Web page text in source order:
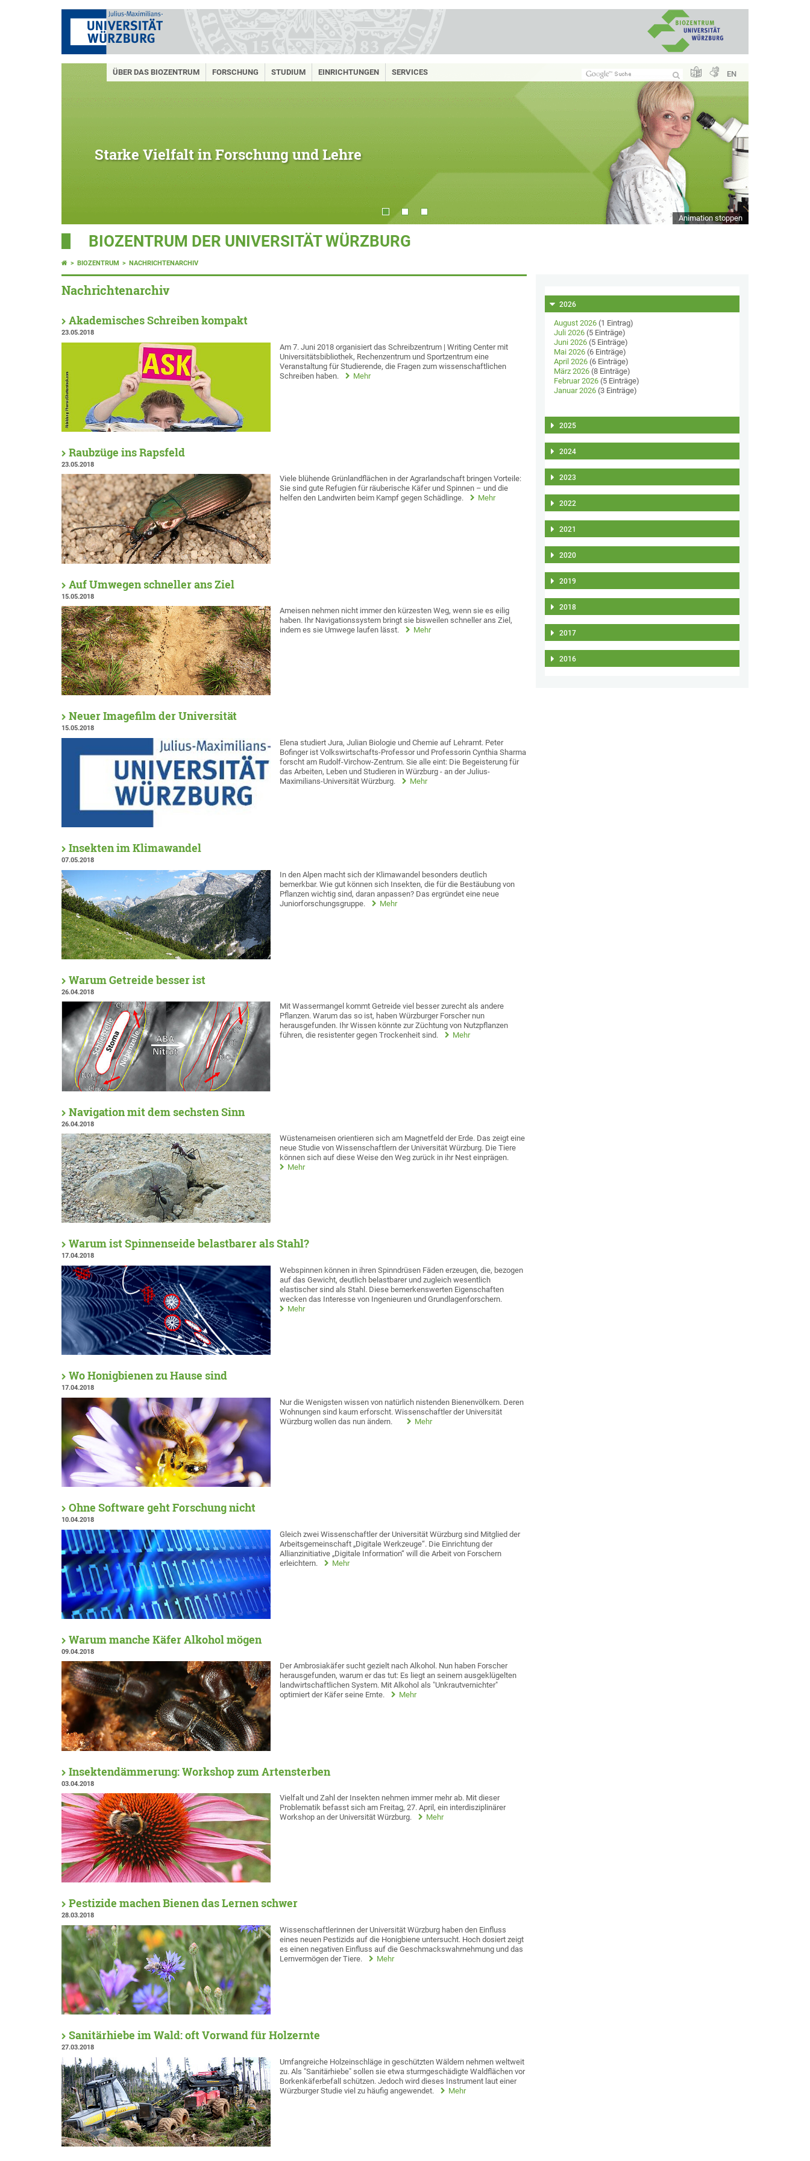
EN
ÜBER DAS BIOZENTRUM FORSCHUNG STUDIUM EINRICHTUNGEN SERVICES
Starke Vielfalt in Forschung und Lehre
Animation stoppen
BIOZENTRUM DER UNIVERSITÄT WÜRZBURG
BIOZENTRUM NACHRICHTENARCHIV
Nachrichtenarchiv
Akademisches Schreiben kompakt
23.05.2018
Am 7. Juni 2018 organisiert das Schreibzentrum | Writing Center mit
Universitätsbibliothek, Rechenzentrum und Sportzentrum eine
Veranstaltung für Studierende, die Fragen zum wissenschaftlichen
Schreiben haben.
Mehr
Raubzüge ins Rapsfeld
23.05.2018
Viele blühende Grünlandflächen in der Agrarlandschaft bringen Vorteile:
Sie sind gute Refugien für räuberische Käfer und Spinnen – und die
helfen den Landwirten beim Kampf gegen Schädlinge.
Mehr
Auf Umwegen schneller ans Ziel
15.05.2018
Ameisen nehmen nicht immer den kürzesten Weg, wenn sie es eilig
haben. Ihr Navigationssystem bringt sie bisweilen schneller ans Ziel,
indem es sie Umwege laufen lässt.
Mehr
Neuer Imagefilm der Universität
15.05.2018
Elena studiert Jura, Julian Biologie und Chemie auf Lehramt. Peter
Bofinger ist Volkswirtschafts-Professor und Professorin Cynthia Sharma
forscht am Rudolf-Virchow-Zentrum. Sie alle eint: Die Begeisterung für
das Arbeiten, Leben und Studieren in Würzburg - an der Julius-
Maximilians-Universität Würzburg.
Mehr
Insekten im Klimawandel
07.05.2018
In den Alpen macht sich der Klimawandel besonders deutlich
bemerkbar. Wie gut können sich Insekten, die für die Bestäubung von
Pflanzen wichtig sind, daran anpassen? Das ergründet eine neue
Juniorforschungsgruppe.
Mehr
Warum Getreide besser ist
26.04.2018
Mit Wassermangel kommt Getreide viel besser zurecht als andere
Pflanzen. Warum das so ist, haben Würzburger Forscher nun
herausgefunden. Ihr Wissen könnte zur Züchtung von Nutzpflanzen
führen, die resistenter gegen Trockenheit sind.
Mehr
Navigation mit dem sechsten Sinn
26.04.2018
Wüstenameisen orientieren sich am Magnetfeld der Erde. Das zeigt eine
neue Studie von Wissenschaftlern der Universität Würzburg. Die Tiere
können sich auf diese Weise den Weg zurück in ihr Nest einprägen.
Mehr
Warum ist Spinnenseide belastbarer als Stahl?
17.04.2018
Webspinnen können in ihren Spinndrüsen Fäden erzeugen, die, bezogen
auf das Gewicht, deutlich belastbarer und zugleich wesentlich
elastischer sind als Stahl. Diese bemerkenswerten Eigenschaften
wecken das Interesse von Ingenieuren und Grundlagenforschern.
Mehr
Wo Honigbienen zu Hause sind
17.04.2018
Nur die Wenigsten wissen von natürlich nistenden Bienenvölkern. Deren
Wohnungen sind kaum erforscht. Wissenschaftler der Universität
Würzburg wollen das nun ändern.
Mehr
Ohne Software geht Forschung nicht
10.04.2018
Gleich zwei Wissenschaftler der Universität Würzburg sind Mitglied der
Arbeitsgemeinschaft „Digitale Werkzeuge“. Die Einrichtung der
Allianzinitiative „Digitale Information“ will die Arbeit von Forschern
erleichtern.
Mehr
Warum manche Käfer Alkohol mögen
09.04.2018
Der Ambrosiakäfer sucht gezielt nach Alkohol. Nun haben Forscher
herausgefunden, warum er das tut: Es liegt an seinem ausgeklügelten
landwirtschaftlichen System. Mit Alkohol als "Unkrautvernichter"
optimiert der Käfer seine Ernte.
Mehr
Insektendämmerung: Workshop zum Artensterben
03.04.2018
Vielfalt und Zahl der Insekten nehmen immer mehr ab. Mit dieser
Problematik befasst sich am Freitag, 27. April, ein interdisziplinärer
Workshop an der Universität Würzburg.
Mehr
Pestizide machen Bienen das Lernen schwer
28.03.2018
Wissenschaftlerinnen der Universität Würzburg haben den Einfluss
eines neuen Pestizids auf die Honigbiene untersucht. Hoch dosiert zeigt
es einen negativen Einfluss auf die Geschmackswahrnehmung und das
Lernvermögen der Tiere.
Mehr
Sanitärhiebe im Wald: oft Vorwand für Holzernte
27.03.2018
Umfangreiche Holzeinschläge in geschützten Wäldern nehmen weltweit
zu. Als "Sanitärhiebe" sollen sie etwa sturmgeschädigte Waldflächen vor
Borkenkäferbefall schützen. Jedoch wird dieses Instrument laut einer
Würzburger Studie viel zu häufig angewendet.
Mehr
2026
August 2026(1 Eintrag)
Juli 2026(5 Einträge)
Juni 2026(5 Einträge)
Mai 2026(6 Einträge)
April 2026(6 Einträge)
März 2026(8 Einträge)
Februar 2026(5 Einträge)
Januar 2026(3 Einträge)
2025
2024
2023
2022
2021
2020
2019
2018
2017
2016